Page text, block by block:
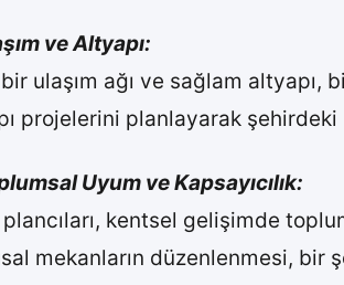
ve Altyapı:
ulaşım ağı ve sağlam altyapı,
projelerini planlayarak
Uyum ve Kapsayıcılık:
kentsel gelişimde
mekanların düzenlenmesi, bir